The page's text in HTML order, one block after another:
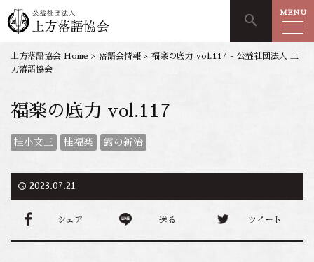
search MENU
上方落語協会 Home > 落語会情報 > 福楽の底力 vol.117 - 公益社団法人 上
方落語協会
福楽の底力 vol.117
桂小文三 桂福楽 露の新治
access_time 2023.07.21
シェア 送る ツイート